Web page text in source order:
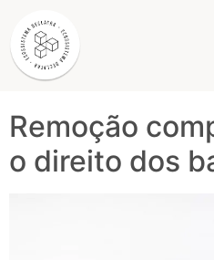
Tag:
arbitrária
Remoção
o direito dos